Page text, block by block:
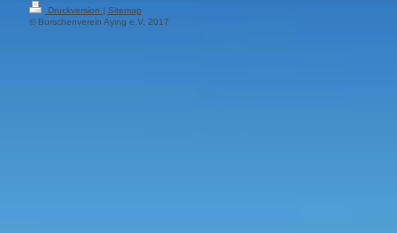
Druckversion | Sitemap
© Burschenverein Aying e.V. 2017